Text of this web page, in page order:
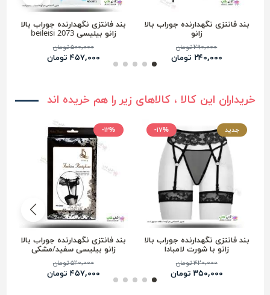
بند فانتزی نگهدارنده جوراب بالا
زانو
۲۹۰,۰۰۰ تومان
۲۴۰,۰۰۰ تومان
بند فانتزی نگهدارنده جوراب بالا
زانو بیلیسی 2073 beileisi
۵۰۰,۰۰۰ تومان
۴۵۷,۰۰۰ تومان
خریداران این کالا ، کالاهای زیر را هم خریده اند
جدید -۱۷%
بند فانتزی نگهدارنده جوراب بالا
زانو با شورت لامبادا
۴۲۰,۰۰۰ تومان
۳۵۰,۰۰۰ تومان
-۱۲%
بند فانتزی نگهدارنده جوراب بالا
زانو بیلیسی سفید/مشکی
beileisi 5002
۵۲۰,۰۰۰ تومان
۴۵۷,۰۰۰ تومان